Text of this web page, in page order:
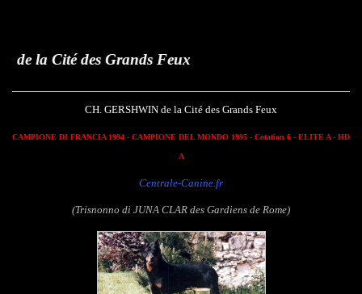
Feux
CH. GERSHWIN de la Cité des Grands Feux
CAMPIONE DI FRANCIA 1994 - CAMPIONE DEL MONDO 1995 - Cotation 6 - ELITE A - HD
A
Centrale-Canine.fr
(Trisnonno di JUNA CLAR des Gardiens de Rome)